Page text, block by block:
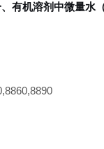
有机溶剂中微量水